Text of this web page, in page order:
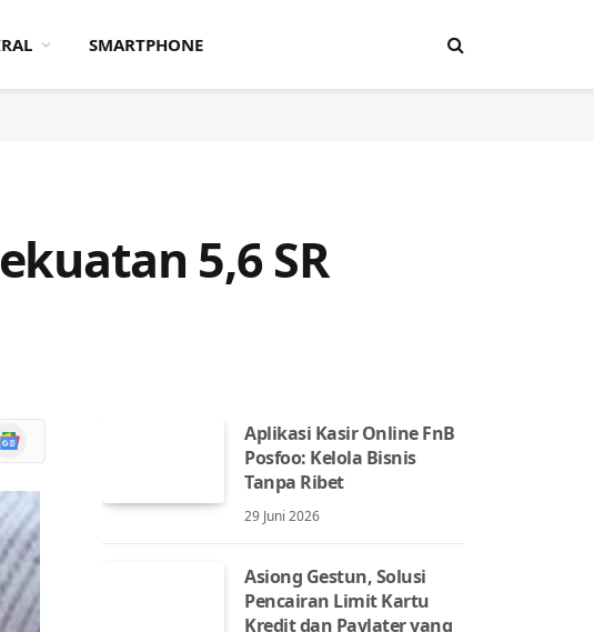
SMARTPHONE
5,6 SR
News
Aplikasi Kasir Online FnB
Posfoo: Kelola Bisnis
Tanpa Ribet
29 Juni 2026
Asiong Gestun, Solusi
Pencairan Limit Kartu
Kredit dan Paylater yang